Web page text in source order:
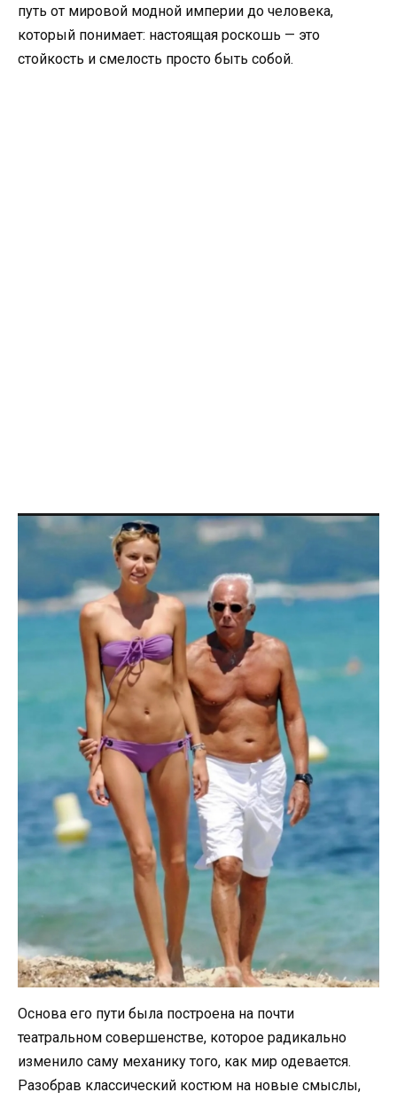
путь от мировой модной империи до человека,
который понимает: настоящая роскошь — это
стойкость и смелость просто быть собой.
Основа его пути была построена на почти
театральном совершенстве, которое радикально
изменило саму механику того, как мир одевается.
Разобрав классический костюм на новые смыслы,